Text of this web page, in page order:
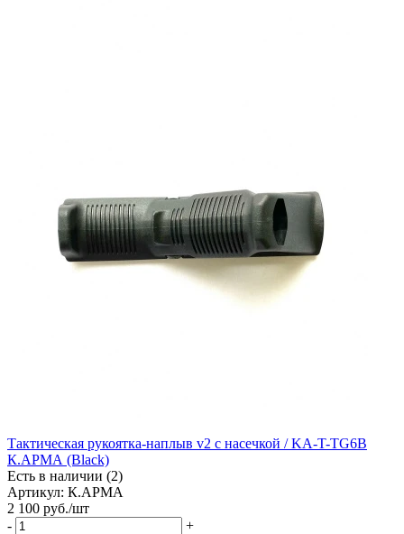
Тактическая рукоятка-наплыв v2 с насечкой / KA-T-TG6B
К.АРМА (Black)
Есть в наличии (2)
Артикул: К.АРМА
2 100 руб./шт
-
+